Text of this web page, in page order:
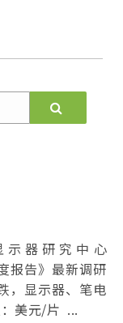
示器研究中心
报告》最新调研
，显示器、笔电
美元/片 ...